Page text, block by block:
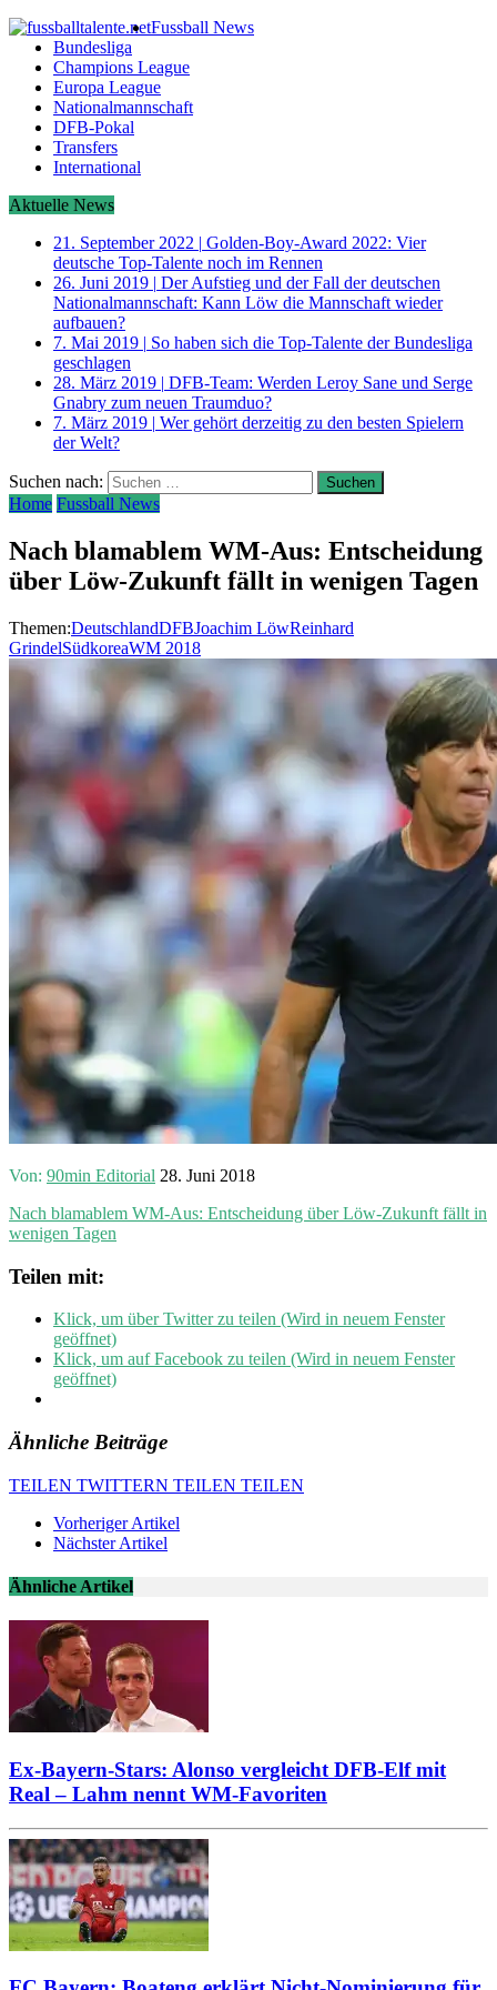
Fussball News
Bundesliga
Champions League
Europa League
Nationalmannschaft
DFB-Pokal
Transfers
International
Aktuelle News
21. September 2022 | Golden-Boy-Award 2022: Vier
deutsche Top-Talente noch im Rennen
26. Juni 2019 | Der Aufstieg und der Fall der deutschen
Nationalmannschaft: Kann Löw die Mannschaft wieder
aufbauen?
7. Mai 2019 | So haben sich die Top-Talente der Bundesliga
geschlagen
28. März 2019 | DFB-Team: Werden Leroy Sane und Serge
Gnabry zum neuen Traumduo?
7. März 2019 | Wer gehört derzeitig zu den besten Spielern
der Welt?
Suchen nach:
Home Fussball News
Nach blamablem WM-Aus: Entscheidung
über Löw-Zukunft fällt in wenigen Tagen
Themen:DeutschlandDFBJoachim LöwReinhard
GrindelSüdkoreaWM 2018
Von: 90min Editorial 28. Juni 2018
Nach blamablem WM-Aus: Entscheidung über Löw-Zukunft fällt in
wenigen Tagen
Teilen mit:
Klick, um über Twitter zu teilen (Wird in neuem Fenster
geöffnet)
Klick, um auf Facebook zu teilen (Wird in neuem Fenster
geöffnet)
Ähnliche Beiträge
TEILEN TWITTERN TEILEN TEILEN
Vorheriger Artikel
Nächster Artikel
Ähnliche Artikel
Ex-Bayern-Stars: Alonso vergleicht DFB-Elf mit
Real – Lahm nennt WM-Favoriten